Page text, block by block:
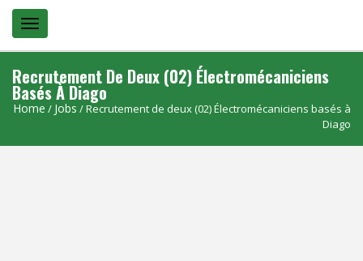
Menu
Recrutement De Deux (02) Électromécaniciens
Basés À Diago
Home / Jobs / Recrutement de deux (02) Électromécaniciens basés à
Diago